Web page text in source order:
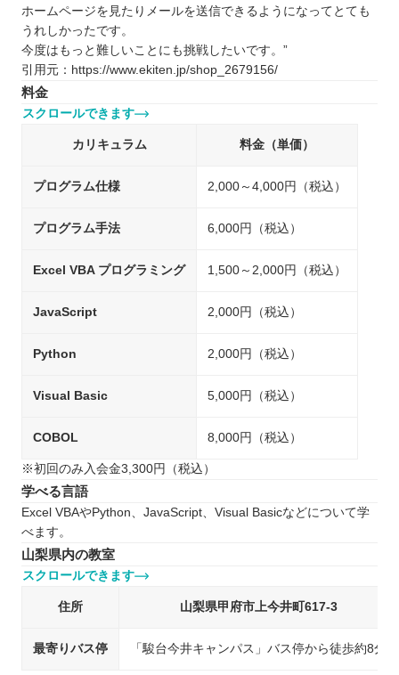
ホームページを見たりメールを送信できるようになってとても
うれしかったです。
今度はもっと難しいことにも挑戦したいです。”
引用元：https://www.ekiten.jp/shop_2679156/
料金
スクロールできます
カリキュラム 料金（単価）
プログラム仕様 2,000～4,000円（税込）
プログラム手法 6,000円（税込）
Excel VBA プログラミング 1,500～2,000円（税込）
JavaScript 2,000円（税込）
Python 2,000円（税込）
Visual Basic 5,000円（税込）
COBOL 8,000円（税込）
※初回のみ入会金3,300円（税込）
学べる言語
Excel VBAやPython、JavaScript、Visual Basicなどについて学
べます。
山梨県内の教室
スクロールできます
住所 山梨県甲府市上今井町617-3
最寄りバス停 「駿台今井キャンパス」バス停から徒歩約8分